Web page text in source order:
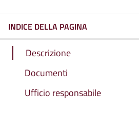
INDICE DELLA PAGINA
Descrizione
Documenti
Ufficio responsabile